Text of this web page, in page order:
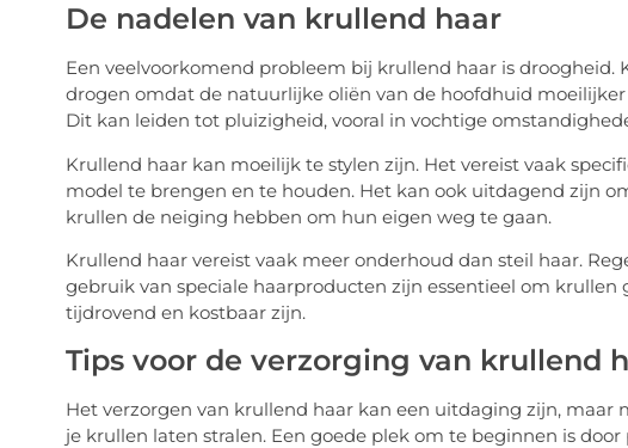
De nadelen van krullend haar
Een veelvoorkomend probleem bij krullend haar is
drogen omdat de natuurlijke oliën van de hoofdhuid
Dit kan leiden tot pluizigheid, vooral in vochtige
Krullend haar kan moeilijk te stylen zijn. Het vereist vaak
model te brengen en te houden. Het kan ook uitdagend zijn
krullen de neiging hebben om hun eigen weg te gaan.
Krullend haar vereist vaak meer onderhoud dan steil haar.
gebruik van speciale haarproducten zijn essentieel om
tijdrovend en kostbaar zijn.
Tips voor de verzorging van krullend
Het verzorgen van krullend haar kan een uitdaging zijn,
je krullen laten stralen. Een goede plek om te beginnen is